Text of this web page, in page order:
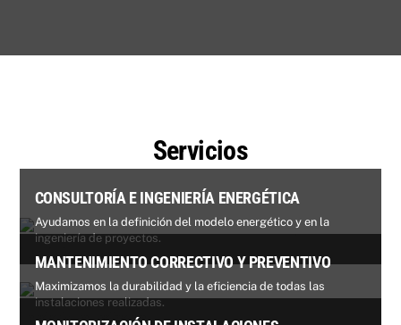
Servicios
CONSULTORÍA E INGENIERÍA ENERGÉTICA
Ayudamos en la definición del modelo energético y en la
ingeniería de proyectos.
MANTENIMIENTO CORRECTIVO Y PREVENTIVO
Maximizamos la durabilidad y la eficiencia de todas las
instalaciones realizadas.